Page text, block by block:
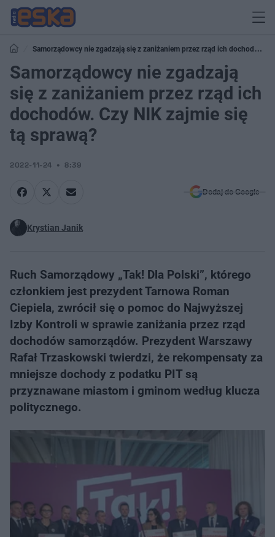
Samorządowcy nie zgadzają się z zaniżaniem przez rząd ich dochodów.
Czy NIK zajmie się tą sprawą?
Samorządowcy nie zgadzają
się z zaniżaniem przez rząd ich
dochodów. Czy NIK zajmie się
tą sprawą?
2022-11-24 8:39
Dodaj do Google
Krystian Janik
Ruch Samorządowy „Tak! Dla Polski”, którego
członkiem jest prezydent Tarnowa Roman
Ciepiela, zwrócił się o pomoc do Najwyższej
Izby Kontroli w sprawie zaniżania przez rząd
dochodów samorządów. Prezydent Warszawy
Rafał Trzaskowski twierdzi, że rekompensaty za
mniejsze dochody z podatku PIT są
przyznawane miastom i gminom według klucza
politycznego.